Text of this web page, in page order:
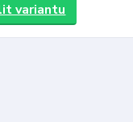
variantu